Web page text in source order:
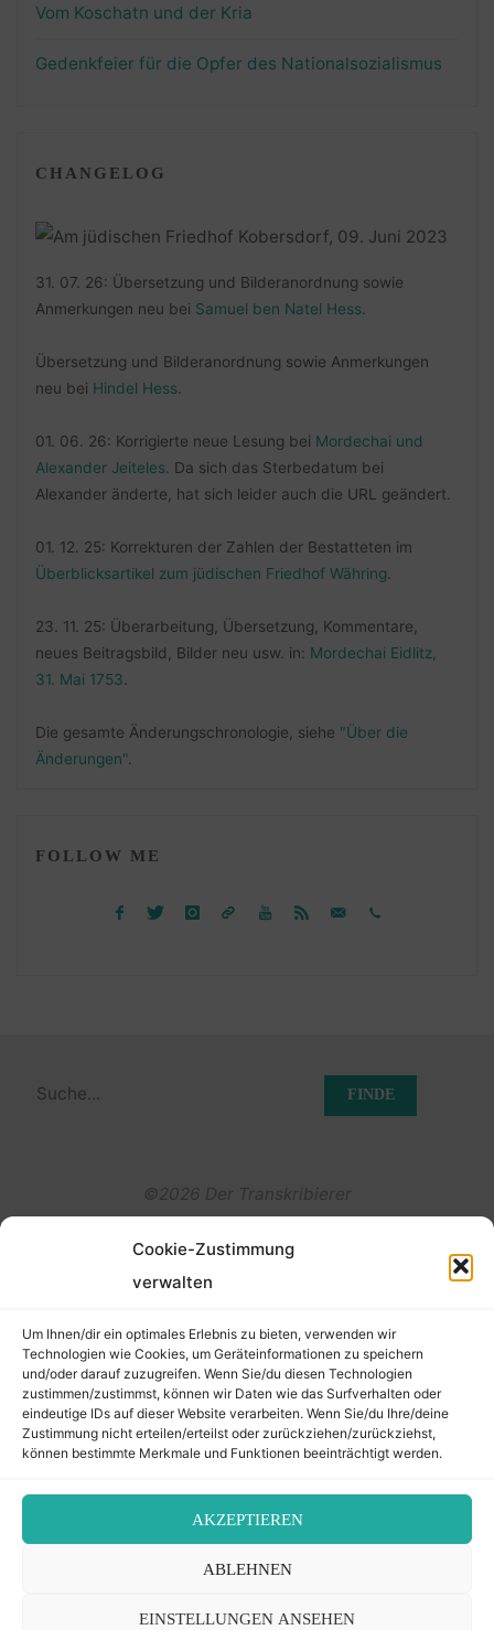
Cookie-Zustimmung
verwalten
Um Ihnen/dir ein optimales Erlebnis zu bieten, verwenden wir
Technologien wie Cookies, um Geräteinformationen zu speichern
und/oder darauf zuzugreifen. Wenn Sie/du diesen Technologien
zustimmen/zustimmst, können wir Daten wie das Surfverhalten oder
eindeutige IDs auf dieser Website verarbeiten. Wenn Sie/du Ihre/deine
Zustimmung nicht erteilen/erteilst oder zurückziehen/zurückziehst,
können bestimmte Merkmale und Funktionen beeinträchtigt werden.
AKZEPTIEREN
ABLEHNEN
EINSTELLUNGEN ANSEHEN
Vom Koschatn und der Kria
Gedenkfeier für die Opfer des Nationalsozialismus
CHANGELOG
31. 07. 26: Übersetzung und Bilderanordnung sowie
Anmerkungen neu bei Samuel ben Natel Hess
Übersetzung und Bilderanordnung sowie Anmerkungen
neu bei Hindel Hess
01. 06. 26: Korrigierte neue Lesung bei Mordechai und
Alexander Jeiteles . Da sich das Sterbedatum bei
Alexander änderte, hat sich leider auch die URL geändert.
01. 12. 25: Korrekturen der Zahlen der Bestatteten im
Überblicksartikel zum jüdischen Friedhof Währing
23. 11. 25: Überarbeitung, Übersetzung, Kommentare,
neues Beitragsbild, Bilder neu usw. in: Mordechai Eidlitz,
31. Mai 1753
Die gesamte Änderungschronologie, siehe "Über die
Änderungen".
FOLLOW ME
Suchen
©2026 Der Transkribierer
Datenschutz
Cookie-Richtlinie (EU)
to
Top